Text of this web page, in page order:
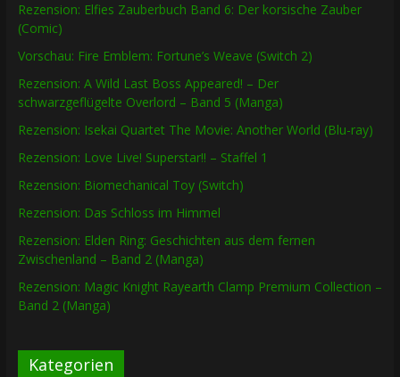
Rezension: Elfies Zauberbuch Band 6: Der korsische Zauber
(Comic)
Vorschau: Fire Emblem: Fortune’s Weave (Switch 2)
Rezension: A Wild Last Boss Appeared! – Der
schwarzgeflügelte Overlord – Band 5 (Manga)
Rezension: Isekai Quartet The Movie: Another World (Blu-ray)
Rezension: Love Live! Superstar!! – Staffel 1
Rezension: Biomechanical Toy (Switch)
Rezension: Das Schloss im Himmel
Rezension: Elden Ring: Geschichten aus dem fernen
Zwischenland – Band 2 (Manga)
Rezension: Magic Knight Rayearth Clamp Premium Collection –
Band 2 (Manga)
Kategorien